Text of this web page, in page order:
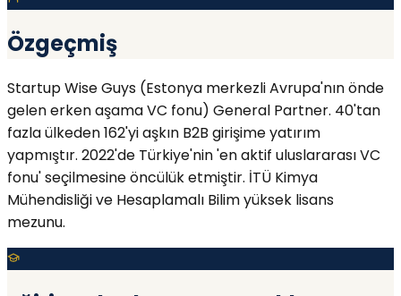
Özgeçmiş
Startup Wise Guys (Estonya merkezli Avrupa'nın önde
gelen erken aşama VC fonu) General Partner. 40'tan
fazla ülkeden 162'yi aşkın B2B girişime yatırım
yapmıştır. 2022'de Türkiye'nin 'en aktif uluslararası VC
fonu' seçilmesine öncülük etmiştir. İTÜ Kimya
Mühendisliği ve Hesaplamalı Bilim yüksek lisans
mezunu.